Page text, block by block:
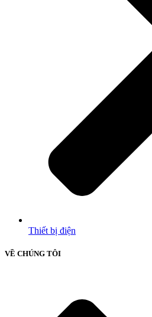
Thiết bị điện
VỀ CHÚNG TÔI